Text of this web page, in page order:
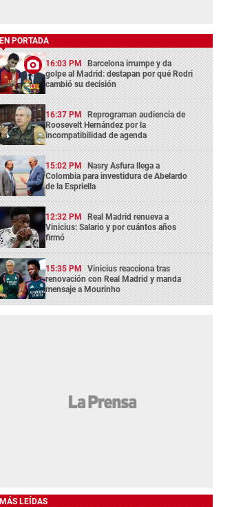
EN PORTADA
16:03 PM Barcelona irrumpe y da
golpe al Madrid: destapan por qué Rodri
cambió su decisión
16:37 PM Reprograman audiencia de
Roosevelt Hernández por la
incompatibilidad de agenda
15:02 PM Nasry Asfura llega a
Colombia para investidura de Abelardo
de la Espriella
12:32 PM Real Madrid renueva a
Vinicius: Salario y por cuántos años
firmó
15:35 PM Vinicius reacciona tras
renovación con Real Madrid y manda
mensaje a Mourinho
MÁS LEÍDAS